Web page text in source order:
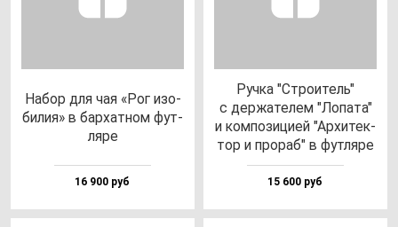
Набор для чая «Рог изо­
би­лия» в бар­хат­ном фут­
ля­ре
16 900 руб
Руч­ка "Стро­итель"
с дер­жа­те­лем "Лопа­та"
и ком­по­зи­цией "Архи­тек­
тор и про­раб" в фут­ля­ре
15 600 руб